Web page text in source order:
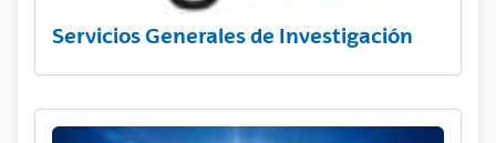
Servicios Generales de Investigación